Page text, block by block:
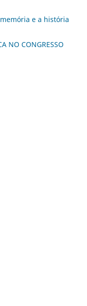
e a história
NO CONGRESSO